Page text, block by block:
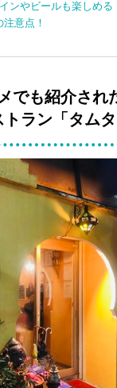
ンやビールも楽しめる
意点！
でも紹介され
トラン「タムタ